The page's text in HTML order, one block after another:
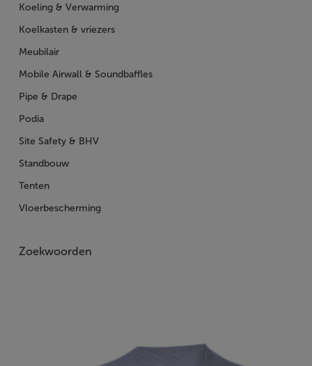
Koeling & Verwarming
Koelkasten & vriezers
Meubilair
Mobile Airwall & Soundbaffles
Pipe & Drape
Podia
Site Safety & BHV
Standbouw
Tenten
Vloerbescherming
Zoekwoorden